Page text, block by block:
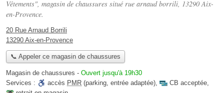
Vêtements", magasin de chaussures situé rue arnaud borrili, 13290 Aix-
en-Provence.
20 Rue Arnaud Borrili
13290 Aix-en-Provence
📞 Appeler ce magasin de chaussures
Magasin de chaussures - Ouvert jusqu'à 19h30
Services :
accès PMR (parking, entrée adaptée), CB acceptée,